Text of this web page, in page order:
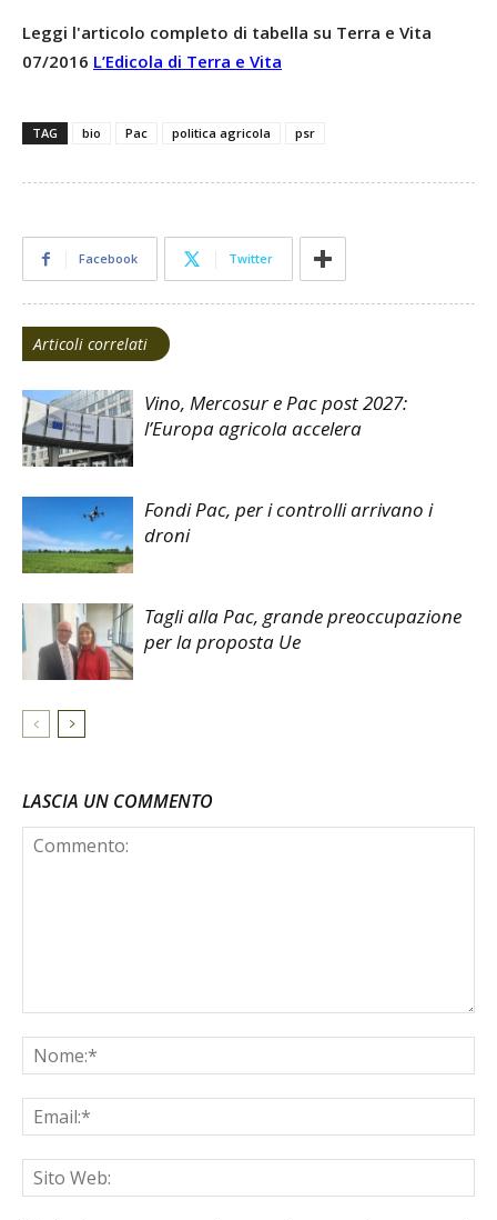
Leggi l'articolo completo di tabella su Terra e Vita
07/2016 L’Edicola di Terra e Vita
TAG bio Pac politica agricola psr
Facebook Twitter
Articoli correlati
Vino, Mercosur e Pac post 2027:
l’Europa agricola accelera
Fondi Pac, per i controlli arrivano i
droni
Tagli alla Pac, grande preoccupazione
per la proposta Ue
LASCIA UN COMMENTO